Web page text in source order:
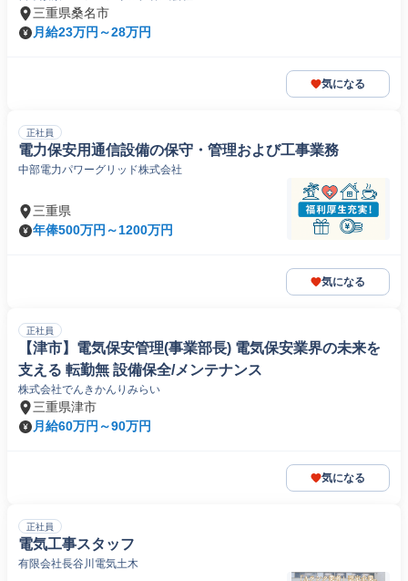
三重県桑名市
月給23万円～28万円
気になる
正社員
電力保安用通信設備の保守・管理および工事業務
中部電力パワーグリッド株式会社
三重県
年俸500万円～1200万円
気になる
正社員
【津市】電気保安管理(事業部長) 電気保安業界の未来を
支える 転勤無 設備保全/メンテナンス
株式会社でんきかんりみらい
三重県津市
月給60万円～90万円
気になる
正社員
電気工事スタッフ
有限会社長谷川電気土木